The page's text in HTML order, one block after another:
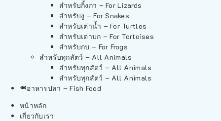
สำหรับกิ้งก่า – For Lizards
สำหรับงู – For Snakes
สำหรับเต่าน้ำ – For Turtles
สำหรับเต่าบก – For Tortoises
สำหรับกบ – For Frogs
สำหรับทุกสัตว์ – All Animals
สำหรับทุกสัตว์ – All Animals
สำหรับทุกสัตว์ – All Animals
อาหารปลา – Fish Food
หน้าหลัก
เกี่ยวกับเรา